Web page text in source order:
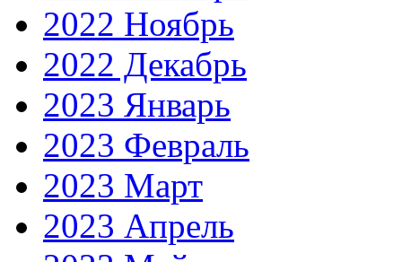
2022 Ноябрь
2022 Декабрь
2023 Январь
2023 Февраль
2023 Март
2023 Апрель